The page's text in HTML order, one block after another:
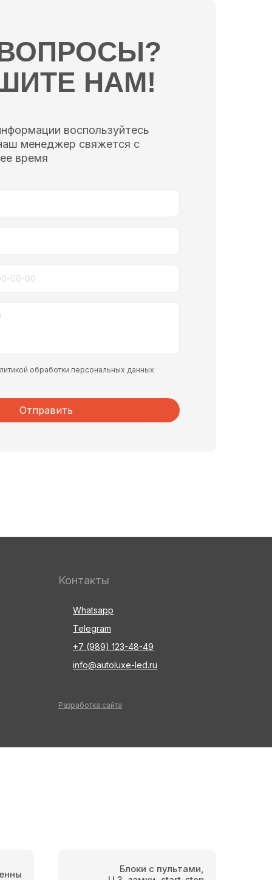
НАМ!
воспользуйтесь
менеджер свяжется с
время
обработки персональных данных
Отправить
Разработка сайта
info@autoluxe-led.ru
Контакты
+7 (989) 123-48-49
Telegram
Whatsapp
Блоки с пультами,